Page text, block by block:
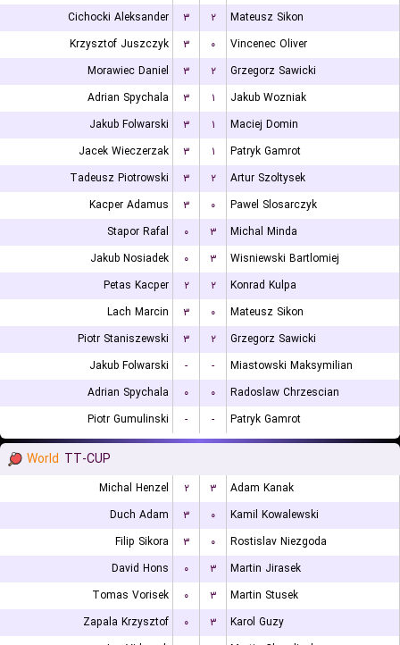
Cichocki Aleksander
۳ ۲
Mateusz Sikon
Krzysztof Juszczyk
۳ ۰
Vincenec Oliver
Morawiec Daniel
۳ ۲
Grzegorz Sawicki
Adrian Spychala
۳ ۱
Jakub Wozniak
Jakub Folwarski
۳ ۱
Maciej Domin
Jacek Wieczerzak
۳ ۱
Patryk Gamrot
Tadeusz Piotrowski
۳ ۲
Artur Szoltysek
Kacper Adamus
۳ ۰
Pawel Slosarczyk
Stapor Rafal
۰ ۳
Michal Minda
Jakub Nosiadek
۰ ۳
Wisniewski Bartlomiej
Petas Kacper
۲ ۲
Konrad Kulpa
Lach Marcin
۳ ۰
Mateusz Sikon
Piotr Staniszewski
۳ ۲
Grzegorz Sawicki
Jakub Folwarski
- -
Miastowski Maksymilian
Adrian Spychala
۰ ۰
Radoslaw Chrzescian
Piotr Gumulinski
- - Patryk Gamrot
World TT-CUP
Michal Henzel ۲ ۳
Adam Kanak
Duch Adam
۳ ۰
Kamil Kowalewski
Filip Sikora
۳ ۰
Rostislav Niezgoda
David Hons
۰ ۳
Martin Jirasek
Tomas Vorisek
۰ ۳
Martin Stusek
Zapala Krzysztof
۰ ۳
Karol Guzy